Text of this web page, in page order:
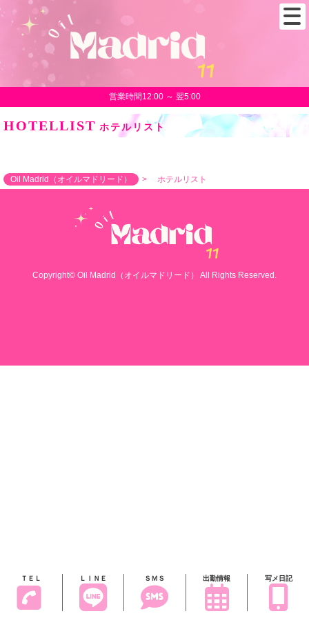
ＴＥＬ ＬＩＮＥ ＳＭＳ 出勤情報 写メ日記
営業時間12:00 ～ 翌5:00
HOTELLIST ホテルリスト
Oil Madrid（オイルマドリード） ホテルリスト
Copyright© Oil Madrid（オイルマドリード） All Rights Reserved.